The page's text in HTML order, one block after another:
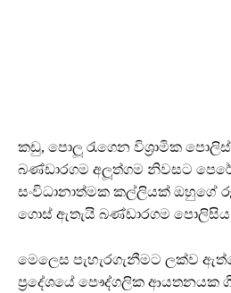
කඩු, පොලූ රැගෙන විශ්‍රාමික
බණ්ඩාරගම අලූත්ගම නිවසට
සංවිධානාත්මක කල්ලියක් ඔහුගේ
ගොස් ඇතැයි බණ්ඩාරගම පොලිසිය
මෙලෙස පැහැරගැනීමට ලක්ව
ප්‍රදේශයේ පෞද්ගලික ආයතනයක